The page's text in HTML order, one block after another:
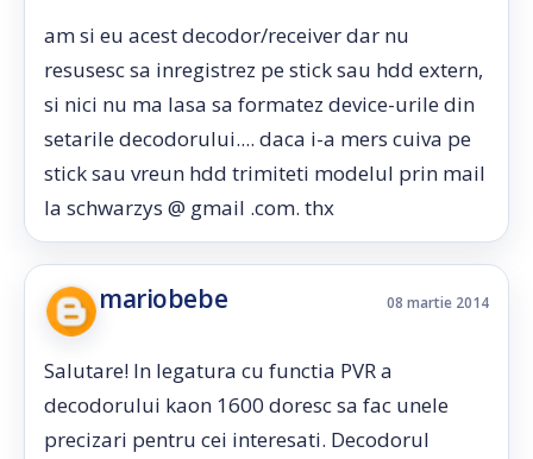
am si eu acest decodor/receiver dar nu
resusesc sa inregistrez pe stick sau hdd extern,
si nici nu ma lasa sa formatez device-urile din
setarile decodorului.... daca i-a mers cuiva pe
stick sau vreun hdd trimiteti modelul prin mail
la schwarzys @ gmail .com. thx
mariobebe 08 martie 2014
Salutare! In legatura cu functia PVR a
decodorului kaon 1600 doresc sa fac unele
precizari pentru cei interesati. Decodorul